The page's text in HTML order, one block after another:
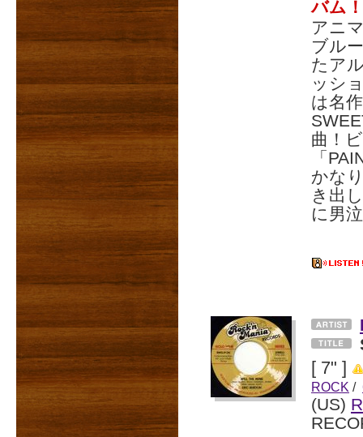
バム！
アニ
ブル
たア
ッシ
は名
曲！
「
かな
き出
に男
[ 7" ]
ROCK /
(US)